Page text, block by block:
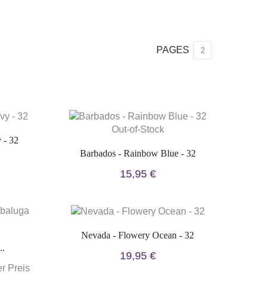
PAGES 2
- 32
Out-of-Stock
Barbados - Rainbow Blue - 32
15,95 €
Preis
Nevada - Flowery Ocean - 32
19,95 €